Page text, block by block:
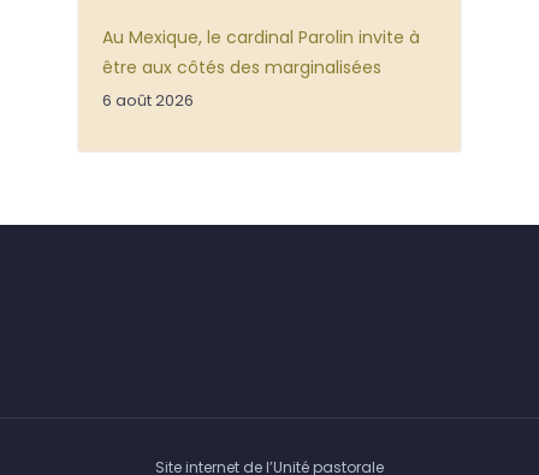
Au Mexique, le cardinal Parolin invite à
être aux côtés des marginalisées
6 août 2026
Site internet de l’Unité pastorale